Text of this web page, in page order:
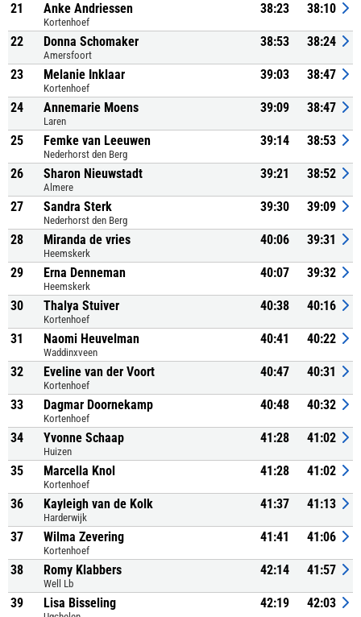
21 Anke Andriessen
Kortenhoef
38:23 38:10
22 Donna Schomaker
Amersfoort
38:53 38:24
23 Melanie Inklaar
Kortenhoef
39:03 38:47
24 Annemarie Moens
Laren
39:09 38:47
25 Femke van Leeuwen
Nederhorst den Berg
39:14 38:53
26 Sharon Nieuwstadt
Almere
39:21 38:52
27 Sandra Sterk
Nederhorst den Berg
39:30 39:09
28 Miranda de vries
Heemskerk
40:06 39:31
29 Erna Denneman
Heemskerk
40:07 39:32
30 Thalya Stuiver
Kortenhoef
40:38 40:16
31 Naomi Heuvelman
Waddinxveen
40:41 40:22
32 Eveline van der Voort
Kortenhoef
40:47 40:31
33 Dagmar Doornekamp
Kortenhoef
40:48 40:32
34 Yvonne Schaap
Huizen
41:28 41:02
35 Marcella Knol
Kortenhoef
41:28 41:02
36 Kayleigh van de Kolk
Harderwijk
41:37 41:13
37 Wilma Zevering
Kortenhoef
41:41 41:06
38 Romy Klabbers
Well Lb
42:14 41:57
39 Lisa Bisseling 42:19 42:03